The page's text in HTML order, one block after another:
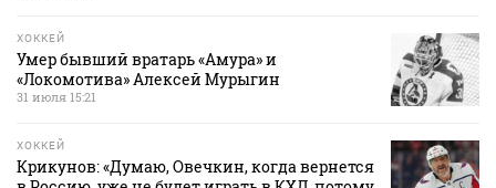
ХОККЕЙ
Умер бывший вратарь «Амура» и
«Локомотива» Алексей Мурыгин
31 июля 15:21
ХОККЕЙ
Крикунов: «Думаю, Овечкин, когда вернется